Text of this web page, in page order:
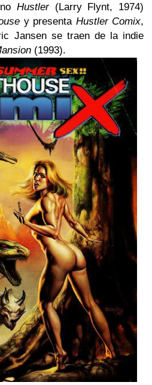
Hustler (Larry Flynt, 1974)
y presenta Hustler Comix,
Jansen se traen de la indie
(1993).